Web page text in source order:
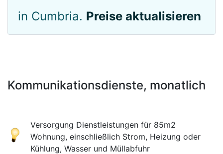
in Cumbria. Preise aktualisieren
Kommunikationsdienste, monatlich
Versorgung Dienstleistungen für 85m2
Wohnung, einschließlich Strom, Heizung oder
Kühlung, Wasser und Müllabfuhr